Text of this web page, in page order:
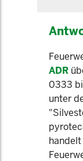
ADR
0333
unter